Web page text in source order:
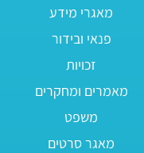
מאגרי מידע
פנאי ובידור
זכויות
מאמרים ומחקרים
משפט
מאגר סרטים